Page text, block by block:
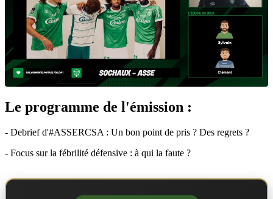
Le programme de l'émission :
- Debrief d'#ASSERCSA : Un bon point de pris ? Des regrets ?
- Focus sur la fébrilité défensive : à qui la faute ?